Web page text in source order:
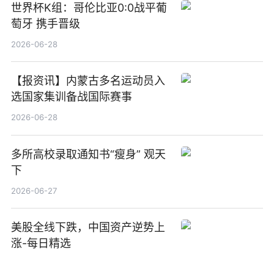
世界杯K组：哥伦比亚0:0战平葡
萄牙 携手晋级
2026-06-28
【报资讯】内蒙古多名运动员入
选国家集训备战国际赛事
2026-06-28
多所高校录取通知书“瘦身” 观天
下
2026-06-27
美股全线下跌，中国资产逆势上
涨-每日精选